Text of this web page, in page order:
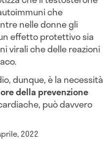
che
nelle donne gli
effetto protettivo sia
virali che delle reazioni
dunque, è la necessità
della prevenzione
può davvero
2022